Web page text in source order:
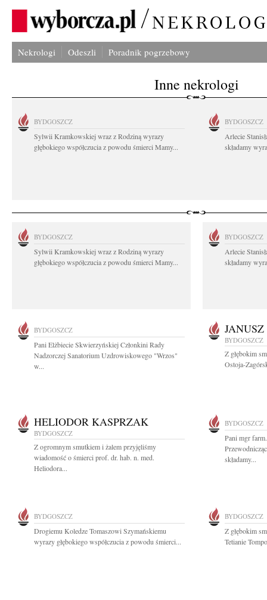
Nekrologi Odeszli Poradnik pogrzebowy
Inne nekrologi
BYDGOSZCZ
Sylwii Kramkowskiej wraz z Rodziną wyrazy
głębokiego współczucia z powodu śmierci Mamy...
BYDGOSZCZ
Arlecie
składamy
BYDGOSZCZ
Sylwii Kramkowskiej wraz z Rodziną wyrazy
głębokiego współczucia z powodu śmierci Mamy...
BYDGOSZCZ
Arlecie
składamy
BYDGOSZCZ
Pani Elżbiecie Skwierzyńskiej Członkini Rady
Nadzorczej Sanatorium Uzdrowiskowego "Wrzos"
w...
BYDGOSZCZ
Z głębokim
Ostoja-
HELIODOR KASPRZAK
BYDGOSZCZ
Z ogromnym smutkiem i żalem przyjęliśmy
wiadomość o śmierci prof. dr. hab. n. med.
Heliodora...
BYDGOSZCZ
Pani mgr
składamy...
BYDGOSZCZ
Drogiemu Koledze Tomaszowi Szymańskiemu
wyrazy głębokiego współczucia z powodu śmierci...
BYDGOSZCZ
Z głębokim
Tetianie